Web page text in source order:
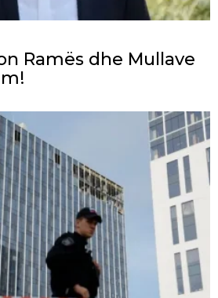
Ramës dhe Mullave